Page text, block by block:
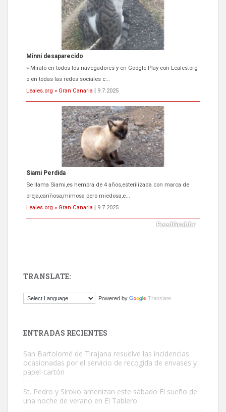
Minni desaparecido
» Míralo en todos los navegadores y en Google Play con Leales.org
o en todas las redes sociales c...
Leales.org » Gran Canaria
9.7.2025
Siami Perdida
Se llama Siami,es hembra de 4 años,esterilizada con marca de
oreja,cariñosa,mimosa pero miedosa,e...
Leales.org » Gran Canaria
9.7.2025
El ayuntamiento se va a llevar a Los Gatos callejeros de la zona los
TRANSLATE:
Powered by Translate
ENTRADAS RECIENTES
San Bartolomé de Tirajana resuelve las incidencias
ocasionadas por el servicio de recogida de envases y
papel-cartón
St. Pedro y Siroko amenizan este sábado El sueño de
una noche de verano en El Tablero